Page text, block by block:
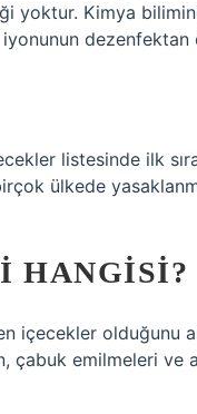
yoktur. Kimya
iyonunun
listesinde ilk
ülkede
HANGISI?
içecekler olduğunu
emilmeleri ve